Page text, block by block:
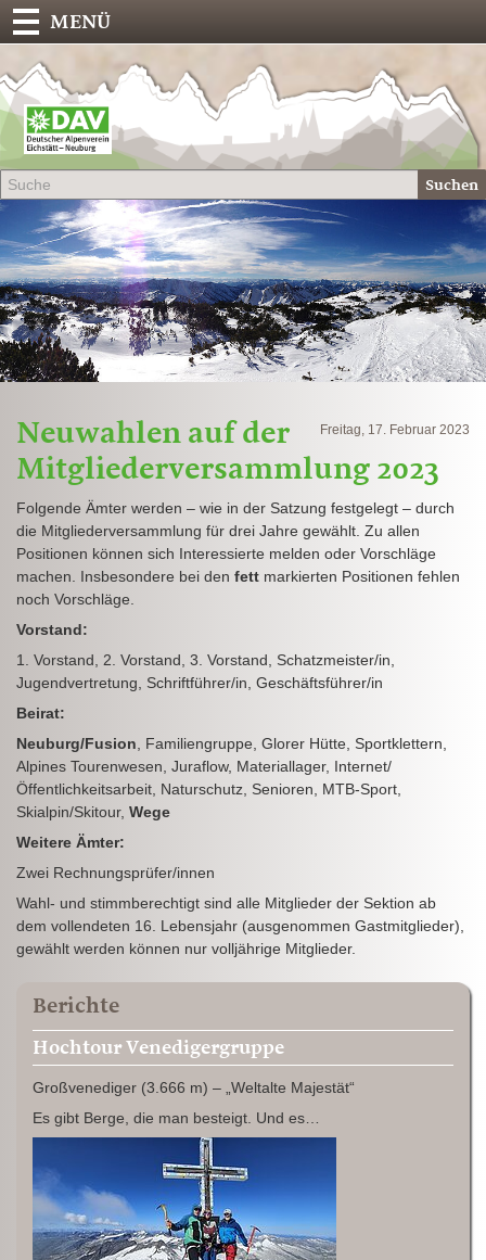
Suchen
MENÜ
Freitag, 17. Februar 2023
Neuwahlen auf der
Mitgliederversammlung 2023
Folgende Ämter werden – wie in der Satzung festgelegt – durch
die Mitgliederversammlung für drei Jahre gewählt. Zu allen
Positionen können sich Interessierte melden oder Vorschläge
machen. Insbesondere bei den fett markierten Positionen fehlen
noch Vorschläge.
Vorstand:
1. Vorstand, 2. Vorstand, 3. Vorstand, Schatzmeister/in,
Jugendvertretung, Schriftführer/in, Geschäftsführer/in
Beirat:
Neuburg/Fusion , Familiengruppe, Glorer Hütte, Sportklettern,
Alpines Tourenwesen, Juraflow, Materiallager, Internet/
Öffentlichkeitsarbeit, Naturschutz, Senioren, MTB-Sport,
Skialpin/Skitour, Wege
Weitere Ämter:
Zwei Rechnungsprüfer/innen
Wahl- und stimmberechtigt sind alle Mitglieder der Sektion ab
dem vollendeten 16. Lebensjahr (ausgenommen Gastmitglieder),
gewählt werden können nur volljährige Mitglieder.
Berichte
Hochtour Venedigergruppe
Großvenediger (3.666 m) – „Weltalte Majestät“
Es gibt Berge, die man besteigt. Und es…